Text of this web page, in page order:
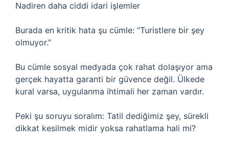
Nadiren daha ciddi idari işlemler
Burada en kritik hata şu cümle: “Turistlere bir şey
olmuyor.”
Bu cümle sosyal medyada çok rahat dolaşıyor ama
gerçek hayatta garanti bir güvence değil. Ülkede
kural varsa, uygulanma ihtimali her zaman vardır.
Peki şu soruyu soralım: Tatil dediğimiz şey, sürekli
dikkat kesilmek midir yoksa rahatlama hali mi?